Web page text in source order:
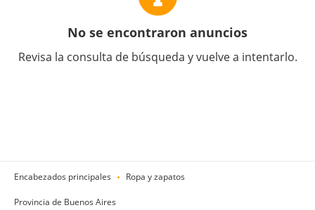
No se encontraron anuncios
Revisa la consulta de búsqueda y vuelve a intentarlo.
Encabezados principales Ropa y zapatos
Provincia de Buenos Aires